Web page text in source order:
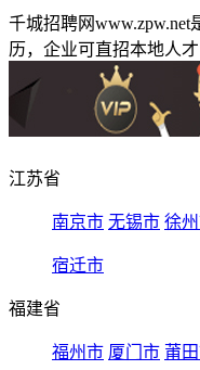
千城招聘网
历，企业可直招本地人
江苏省
南京市 无锡市 徐
宿迁市
福建省
福州市 厦门市 莆